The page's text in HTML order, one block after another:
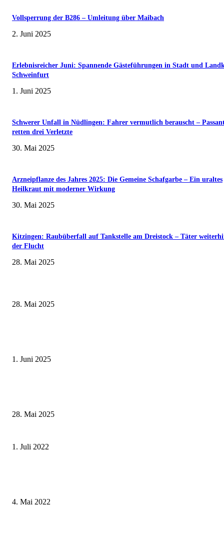
Vollsperrung der B286 – Umleitung über Maibach
2. Juni 2025
Erlebnisreicher Juni: Spannende Gästeführungen in Stadt und
Schweinfurt
1. Juni 2025
Schwerer Unfall in Nüdlingen: Fahrer vermutlich berauscht –
retten drei Verletzte
30. Mai 2025
Arzneipflanze des Jahres 2025: Die Gemeine Schafgarbe – Ein uraltes
Heilkraut mit moderner Wirkung
30. Mai 2025
Kitzingen: Raubüberfall auf Tankstelle am Dreistock – Täter
der Flucht
28. Mai 2025
28. Mai 2025
1. Juni 2025
28. Mai 2025
1. Juli 2022
4. Mai 2022